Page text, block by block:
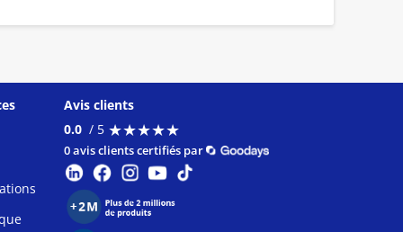
Avis clients
0.0 / 5 ★★★★★
★★★★★
0 avis clients certifiés par